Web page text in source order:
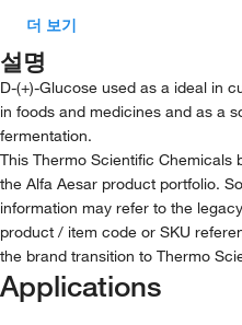
더 보기
설명
D-(+)-Glucose used as a ideal in
in foods and medicines and as a
fermentation.
This Thermo Scientific
the Alfa Aesar product portfolio.
information may refer to the
product / item code or SKU
the brand transition to Thermo
Applications